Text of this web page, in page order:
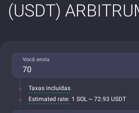
(USDT)
Você envia
Taxas incluídas
Estimated rate: 1 SOL ~ 72.93 USDT